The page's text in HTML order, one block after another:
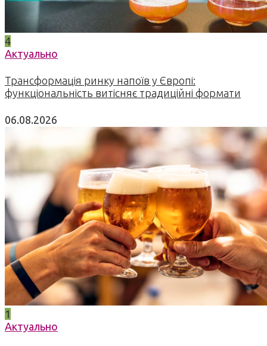
4
Актуально
Трансформація ринку напоїв у Європі:
функціональність витісняє традиційні формати
06.08.2026
1
Актуально